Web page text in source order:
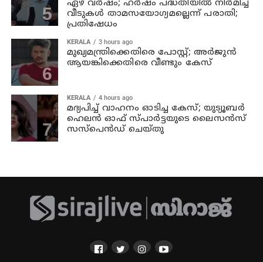
ഏഴ് വര്‍ഷം; ഹര്‍ഷം പദ്ധതിയില്‍ നിര്‍മിച്ച
വീടുകള്‍ താമസയോഗ്യമല്ലെന്ന് പരാതി;
പ്രതിഷേധം
KERALA 3 hours ago
മുഖ്യമന്ത്രിക്കെതിരെ പോസ്റ്റ്; അര്‍ജുന്‍
ആയങ്കിക്കെതിരെ വീണ്ടും കേസ്
KERALA 4 hours ago
മദ്യപിച്ച് വാഹനം ഓടിച്ച കേസ്; യുട്യൂബര്‍
ഹെലന്‍ ഓഫ് സ്പാര്‍ട്ടയുടെ ലൈസന്‍സ്
സസ്പെന്‍ഡ് ചെയ്തു